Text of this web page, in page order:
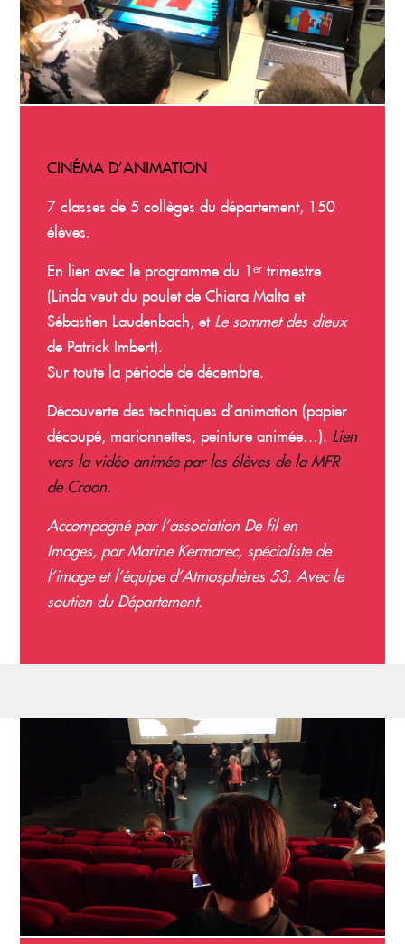
CINÉMA D’ANIMATION
7 classes de 5 collèges du département, 150
élèves.
En lien avec le programme du 1ᵉʳ trimestre
(Linda veut du poulet de Chiara Malta et
Sébastien Laudenbach, et Le sommet des dieux
de Patrick Imbert).
Sur toute la période de décembre.
Découverte des techniques d’animation (papier
découpé, marionnettes, peinture animée…). Lien
vers la vidéo animée par les élèves de la MFR
de Craon.
Accompagné par l’association De fil en
Images, parMarine Kermarec, spécialiste de
l’image et l’équipe d’Atmosphères 53. Avec le
soutien du Département.